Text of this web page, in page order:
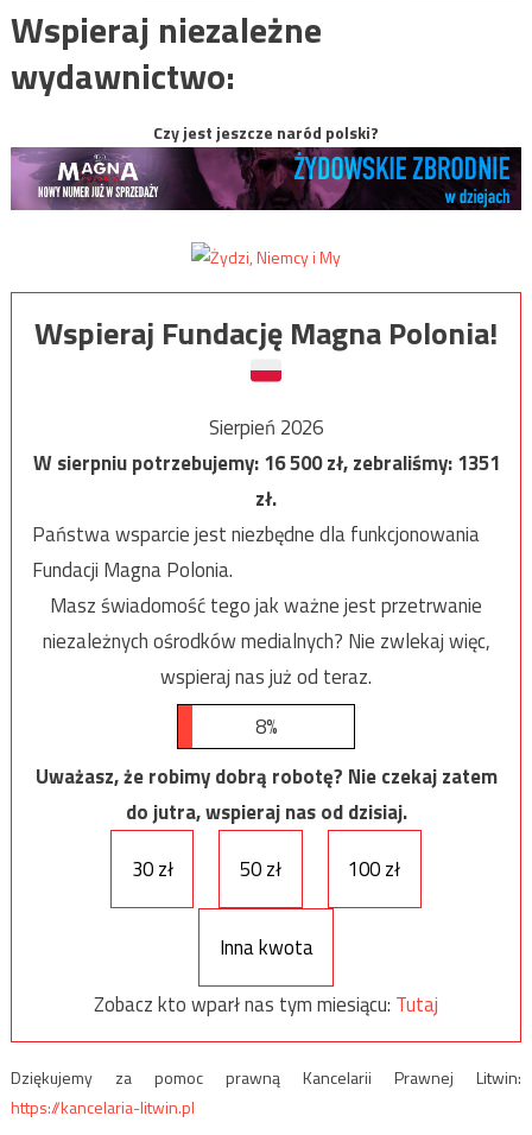
Wspieraj niezależne
wydawnictwo:
Czy jest jeszcze naród polski?
Wspieraj Fundację Magna Polonia!
Sierpień 2026
W sierpniu potrzebujemy:16 500zł, zebraliśmy:1351
zł.
Państwa wsparcie jest niezbędne dla funkcjonowania
Fundacji Magna Polonia.
Masz świadomość tego jak ważne jest przetrwanie
niezależnych ośrodków medialnych? Nie zwlekaj więc,
wspieraj nas już od teraz.
8%
Uważasz, że robimy dobrą robotę? Nie czekaj zatem
do jutra, wspieraj nas od dzisiaj.
30 zł
50 zł 100 zł
Inna kwota
Zobacz kto wparł nas tym miesiącu: Tutaj
Dziękujemy za pomoc prawną Kancelarii Prawnej Litwin:
https://kancelaria-litwin.pl